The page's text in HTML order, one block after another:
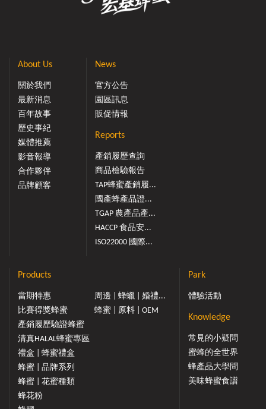
About Us
關於我們
最新消息
百年故事
歷史事紀
媒體推薦
影音報導
合作夥伴
品牌顧客
News
官方公告
園區訊息
販促情報
Reports
產銷履歷查詢
商品檢驗報告
TAP蜂蜜產銷履...
國產蜂產品證...
TGAP 農產品產...
HACCP 食品安...
ISO22000 國際...
Products
當期特惠
比賽得獎蜂蜜
產銷履歷驗證蜂蜜
清真HALAL蜂蜜專區
禮盒 | 蜂蜜禮盒
蜂蜜 | 品牌系列
蜂蜜 | 花蜜種類
蜂花粉
周邊 | 蜂蠟 | 婚禮...
蜂蜜 | 原料 | OEM
Park
體驗活動
Knowledge
常見的小疑問
蜜蜂的全世界
蜂產品大學問
美味蜂蜜食譜